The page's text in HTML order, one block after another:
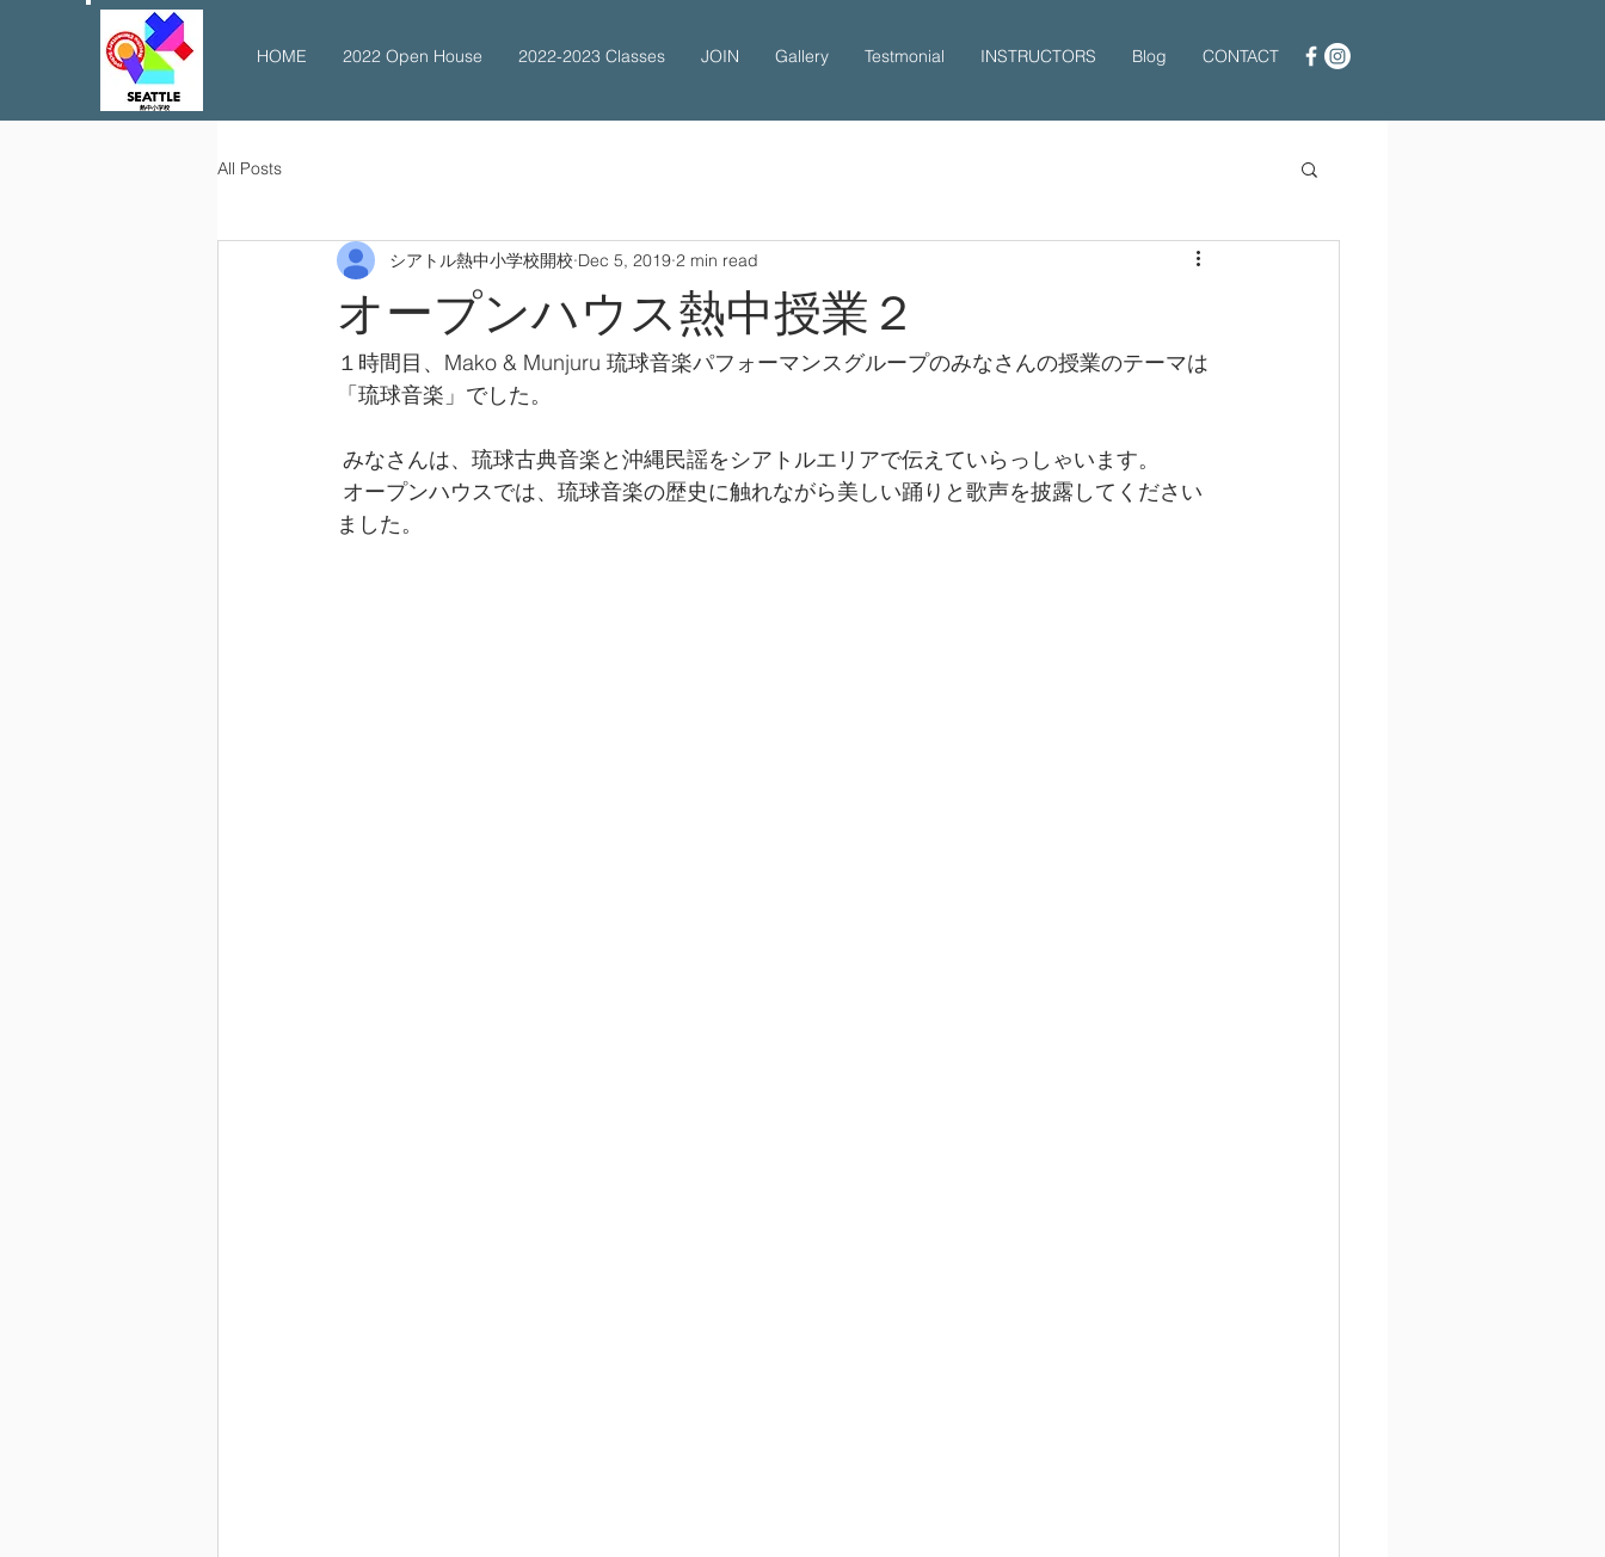
HOME 2022 Open House 2022-2023 Classes JOIN Gallery Testmonial INSTRUCTORS Blog CONTACT
All Posts
オープンハウス熱中授業２
シアトル熱中小学校開校 Dec 5, 2019 2 min read
１時間目、Mako & Munjuru 琉球音楽パフォーマンスグループのみなさんの授業のテーマは
「琉球音楽」でした。
みなさんは、琉球古典音楽と沖縄民謡をシアトルエリアで伝えていらっしゃいます。
ました。